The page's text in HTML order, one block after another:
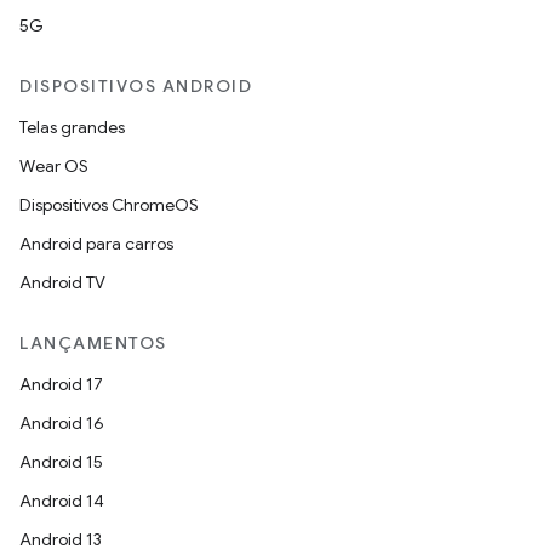
5G
DISPOSITIVOS ANDROID
Telas grandes
Wear OS
Dispositivos ChromeOS
Android para carros
Android TV
LANÇAMENTOS
Android 17
Android 16
Android 15
Android 14
Android 13